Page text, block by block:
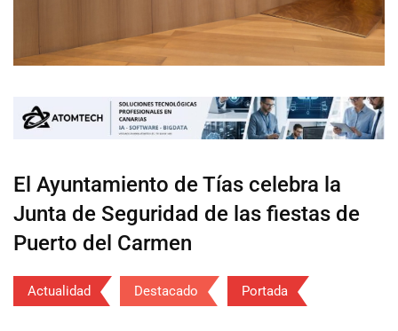
El Ayuntamiento de Tías celebra la
Junta de Seguridad de las fiestas de
Puerto del Carmen
Actualidad Destacado Portada